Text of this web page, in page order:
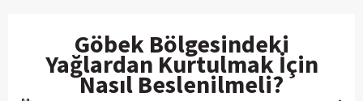
Göbek Bölgesindeki
Yağlardan Kurtulmak İçin
Nasıl Beslenilmeli?